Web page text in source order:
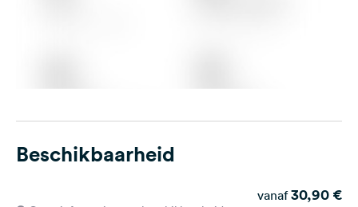
Beschikbaarheid
vanaf 30,90 €